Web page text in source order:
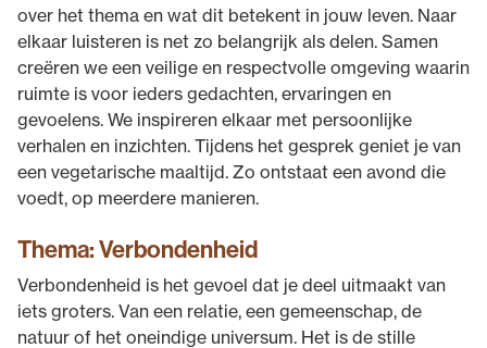
over het thema en wat dit betekent in jouw leven. Naar
elkaar luisteren is net zo belangrijk als delen. Samen
creëren we een veilige en respectvolle omgeving waarin
ruimte is voor ieders gedachten, ervaringen en
gevoelens. We inspireren elkaar met persoonlijke
verhalen en inzichten. Tijdens het gesprek geniet je van
een vegetarische maaltijd. Zo ontstaat een avond die
voedt, op meerdere manieren.
Thema: Verbondenheid
Verbondenheid is het gevoel dat je deel uitmaakt van
iets groters. Van een relatie, een gemeenschap, de
natuur of het oneindige universum. Het is de stille